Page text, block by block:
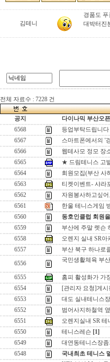
김테니
경품도
대박터진
전체 자료수 : 7228 건
공지
다이나믹 부산오
6568
등업부탁드립니다
6567
스마트폰에서의 '
6566
웹테사모 정모 장
6565
★ 드림테니스 고
6564
회원모집(부산 사
6563
티켓이벤트- 샤라
6562
자원봉사하고싶
6561
한울 테니스게임
6560
동호인클럽 회원
6559
부산에 주말 렛슨
6558
오렌지 실내 SR
6557
부산 북구 하나로
6556
국민생활체육 부
6555
홈피 활성화가 가
6554
[관리자 요청]게
6553
대도 실내테니스
6552
범어사지하철역
6551
오렌지실내 SR
6550
테니스레슨 [1]
6549
대연동테니스장
6548
국내최초 테니스